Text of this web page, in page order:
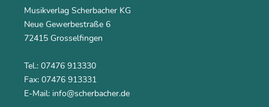
Musikverlag Scherbacher KG
Neue Gewerbestraße 6
72415 Grosselfingen
Tel.: 07476 913330
Fax: 07476 913331
E-Mail: info@scherbacher.de